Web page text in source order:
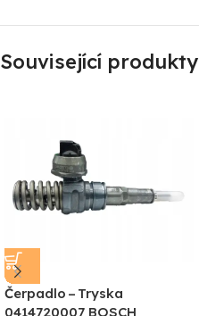
Související produkty
Čerpadlo – Tryska
0414720007 BOSCH